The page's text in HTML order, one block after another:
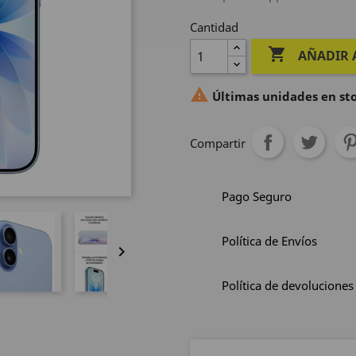

Cantidad
 AÑADIR
 Últimas unidades en
Compartir
Pago Seguro
Política de Envíos
Política de devoluciones